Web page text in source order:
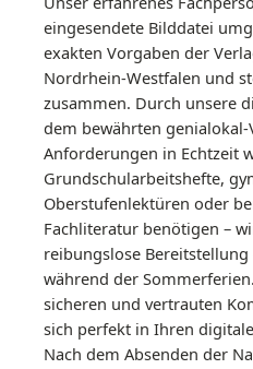
eingesendete Bilddatei
exakten Vorgaben der
Nordrhein-Westfalen und
zusammen. Durch unsere
dem bewährten
Anforderungen in Echtzeit
Grundschularbeitshefte,
Oberstufenlektüren oder
Fachliteratur benötigen –
reibungslose
während der
sicheren und vertrauten
sich perfekt in Ihren
Nach dem Absenden der